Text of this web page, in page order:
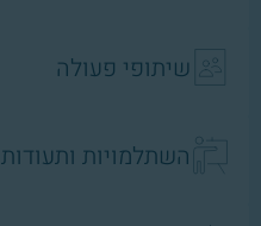
שיתופי פעולה
השתלמויות ותעודות